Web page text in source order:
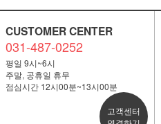
CUSTOMER CENTER
031-487-0252
평일 9시~6시
주말, 공휴일 휴무
점심시간 12시00분~13시00분
고객센터